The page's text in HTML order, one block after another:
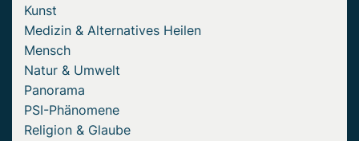
Kunst
Medizin & Alternatives Heilen
Mensch
Natur & Umwelt
Panorama
PSI-Phänomene
Religion & Glaube